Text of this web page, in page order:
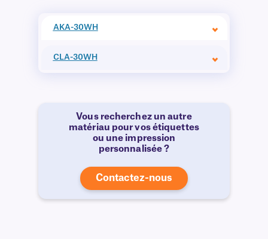
AKA-30WH
CLA-30WH
Vous recherchez un autre
matériau pour vos étiquettes
ou une impression
personnalisée ?
Contactez-nous